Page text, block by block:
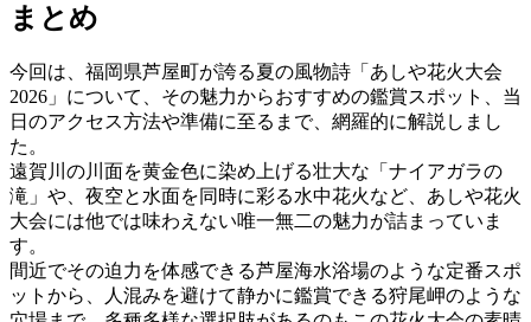
まとめ
今回は、福岡県芦屋町が誇る夏の風物詩「あしや花火大会
2026」について、その魅力からおすすめの鑑賞スポット、当
日のアクセス方法や準備に至るまで、網羅的に解説しまし
た。
遠賀川の川面を黄金色に染め上げる壮大な「ナイアガラの
滝」や、夜空と水面を同時に彩る水中花火など、あしや花火
大会には他では味わえない唯一無二の魅力が詰まっていま
す。
間近でその迫力を体感できる芦屋海水浴場のような定番スポ
ットから、人混みを避けて静かに鑑賞できる狩尾岬のような